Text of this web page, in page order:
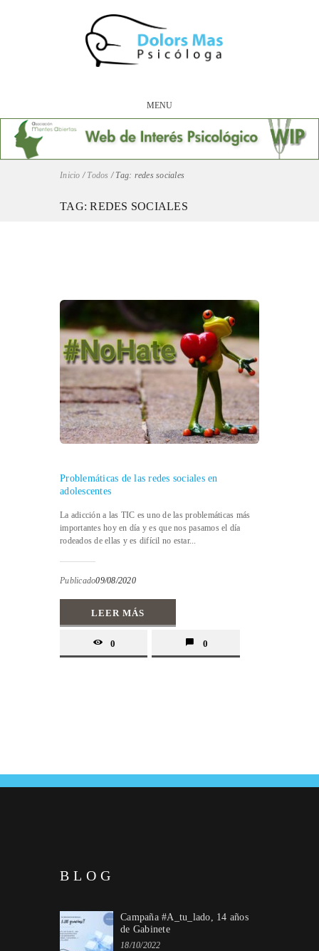
MENU
Inicio / Todos / Tag: redes sociales
TAG: REDES SOCIALES
Problemáticas de las redes sociales en
adolescentes
La adicción a las TIC es uno de las problemáticas más
importantes hoy en día y es que nos pasamos el día
rodeados de ellas y es difícil no estar...
Publicado09/08/2020
LEER MÁS
0 0
BLOG
Campaña #A_tu_lado, 14 años
de Gabinete
18/10/2022